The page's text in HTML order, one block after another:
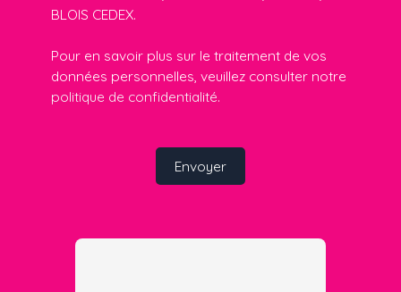
BLOIS CEDEX.
Pour en savoir plus sur le traitement de vos
données personnelles, veuillez consulter notre
politique de confidentialité.
Envoyer